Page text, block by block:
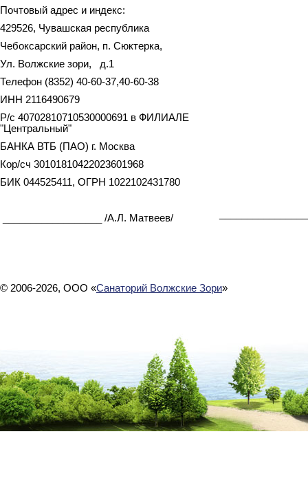
Почтовый адрес и индекс:
429526, Чувашская республика
Чебоксарский район, п. Сюктерка,
Ул. Волжские зори, д.1
Телефон (8352) 40-60-37,40-60-38
ИНН 2116490679
Р/с 40702810710530000691 в ФИЛИАЛЕ
"Центральный"
БАНКА ВТБ (ПАО) г. Москва
Кор/сч 30101810422023601968
БИК 044525411, ОГРН 1022102431780
__________________ /А.Л. Матвеев/
© 2006-2026, ООО «Санаторий Волжские Зори»